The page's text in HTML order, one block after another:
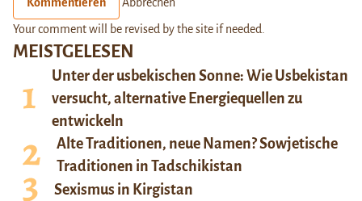
MEISTGELESEN
Unter der usbekischen Sonne: Wie Usbekistan
versucht, alternative Energiequellen zu
entwickeln
Alte Traditionen, neue Namen? Sowjetische
Traditionen in Tadschikistan
Sexismus in Kirgistan
Kommentieren Abbrechen
Your comment will be revised by the site if needed.